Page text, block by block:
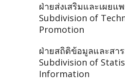
ฝ่ายส่งเสริมและเผยแ
Subdivision of
Promotion
ฝ่ายสถิติข้อมูลและสา
Subdivision of
Information